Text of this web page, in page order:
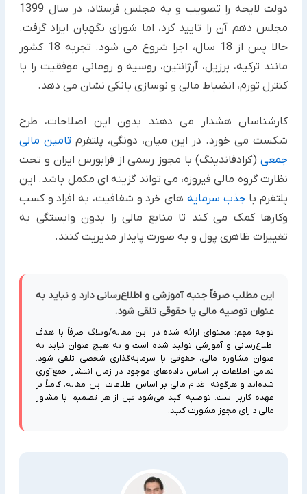
دولت لایحه را تصویب و به مجلس فرستاد، در سال 1399
مجلس دهم آن را تایید کرد، اما شورای نگهبان ایراد گرفت.
حالا پس از 18 سال، اجرا شروع می شود. تجربه 18 کشور
مانند ترکیه، برزیل، آرژانتین، روسیه و رومانی موفقیت را با
کنترل تورم، انضباط مالی و نوسازی بانکی نشان می دهد.
کارشناسان هشدار می دهند بدون این اصلاحات، طرح
شکست می خورد. در این میان، دونگی، پلتفرم تامین مالی
جمعی (کرادفاندینگ) با مجوز رسمی از فرابورس ایران و تحت
نظارت گروه مالی فیروزه، می تواند گزینه ای مکمل باشد. این
پلتفرم با جذب سرمایه های خرد و شفافیت، به افراد و کسب
وکارها کمک می کند تا منابع مالی را بدون وابستگی به
تغییرات ظاهری پول و به صورت پایدار مدیریت کنند.
این مطلب صرفاً جنبه آموزشی و اطلاع‌رسانی دارد و نباید به
عنوان توصیه مالی یا حقوقی تلقی شود.
توجه مهم: محتوای ارائه شده در این مقاله/وبلاگ صرفاً با هدف
اطلاع‌رسانی و آموزشی تولید شده است و به هیچ عنوان نباید به
عنوان مشاوره مالی، حقوقی یا سرمایه‌گذاری شخصی تلقی شود.
تمامی اطلاعات بر اساس داده‌های موجود در زمان انتشار جمع‌آوری
شده‌اند و هرگونه اقدام مالی بر اساس اطلاعات این مقاله، کاملاً بر
عهده کاربر است. توصیه اکید می‌شود قبل از هر تصمیم، با مشاور
مالی دارای مجوز مشورت کنید.